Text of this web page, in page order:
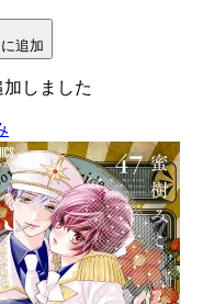
追加
しました